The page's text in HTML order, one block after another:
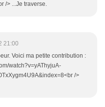
/> ...Je traverse.
21:00
Voici ma petite contribution :
watch?v=yAThyjuA-
/>